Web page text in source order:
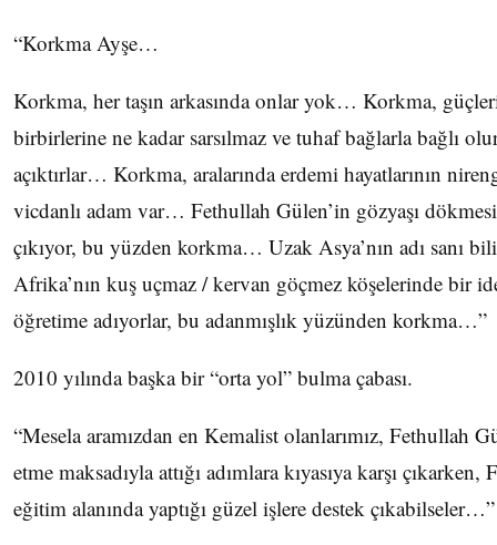
“Korkma Ayşe…
Korkma, her taşın arkasında onlar yok… Korkma,
birbirlerine ne kadar sarsılmaz ve tuhaf bağlarla bağlı
açıktırlar… Korkma, aralarında erdemi hayatlarının
vicdanlı adam var… Fethullah Gülen’in gözyaşı
çıkıyor, bu yüzden korkma… Uzak Asya’nın adı sanı
Afrika’nın kuş uçmaz / kervan göçmez köşelerinde bir
öğretime adıyorlar, bu adanmışlık yüzünden korkma…”
2010 yılında başka bir “orta yol” bulma çabası.
“Mesela aramızdan en Kemalist olanlarımız, Fethullah
etme maksadıyla attığı adımlara kıyasıya karşı
eğitim alanında yaptığı güzel işlere destek